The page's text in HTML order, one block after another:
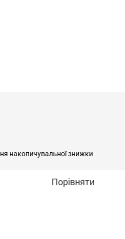
накопичувальної знижки
Порівняти